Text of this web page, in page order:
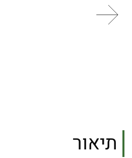
תיאור